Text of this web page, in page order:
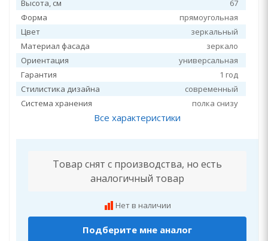
Высота, см
67
Форма
прямоугольная
Цвет
зеркальный
Материал фасада
зеркало
Ориентация
универсальная
Гарантия
1 год
Стилистика дизайна
современный
Система хранения
полка снизу
Все характеристики
Товар снят с производства, но есть
аналогичный товар
Нет в наличии
Подберите мне аналог